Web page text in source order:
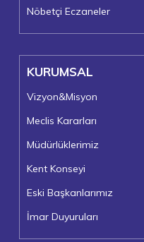
Nöbetçi Eczaneler
KURUMSAL
Vizyon&Misyon
Meclis Kararları
Müdürlüklerimiz
Kent Konseyi
Eski Başkanlarımız
İmar Duyuruları